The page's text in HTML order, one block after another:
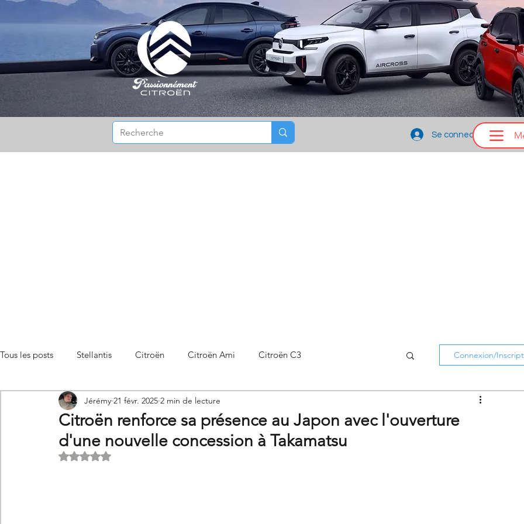
Se connecter
Tous les posts Stellantis Citroën Citroën Ami Citroën C3
Citroën C3 Aircross Citroën C4 Citroën C4 X
Citroën C5 X Citroën Berlingo Citroën Basalt Citroën Holidays
Connexion/
Citroën renforce sa présence au Japon avec l'ouverture
d'une nouvelle concession à Takamatsu
Jérémy 21 févr. 2025 2 min de lecture
Noté NaN étoiles sur 5.